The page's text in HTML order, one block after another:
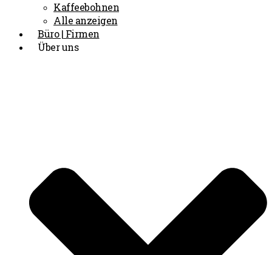
Kaffeebohnen
Alle anzeigen
Büro | Firmen
Über uns